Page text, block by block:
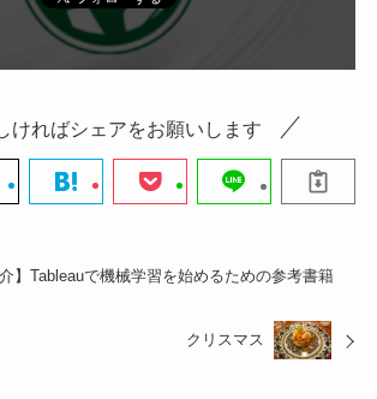
ければシェアをお願いします
介】Tableauで機械学習を始めるための参考書籍
クリスマス